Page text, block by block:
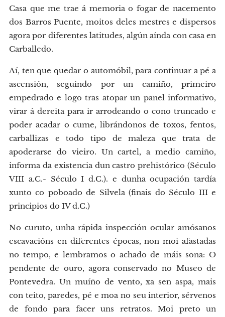
Casa que me trae á memoria o fogar de nacemento
dos Barros Puente, moitos deles mestres e dispersos
agora por diferentes latitudes, algún aínda con casa en
Carballedo.
Aí, ten que quedar o automóbil, para continuar a pé a
ascensión, seguindo por un camiño, primeiro
empedrado e logo tras atopar un panel informativo,
virar á dereita para ir arrodeando o cono truncado e
poder acadar o cume, librándonos de toxos, fentos,
carballizas e todo tipo de maleza que trata de
apoderarse do vieiro. Un cartel, a medio camiño,
informa da existencia dun castro prehistórico (Século
VIII a.C.- Século I d.C.). e dunha ocupación tardía
xunto co poboado de Silvela (finais do Século III e
principios do IV d.C.)
No curuto, unha rápida inspección ocular amósanos
escavacións en diferentes épocas, non moi afastadas
no tempo, e lembramos o achado de máis sona: O
pendente de ouro, agora conservado no Museo de
Pontevedra. Un muíño de vento, xa sen aspa, mais
con teito, paredes, pé e moa no seu interior, sérvenos
de fondo para facer uns retratos. Moi preto un